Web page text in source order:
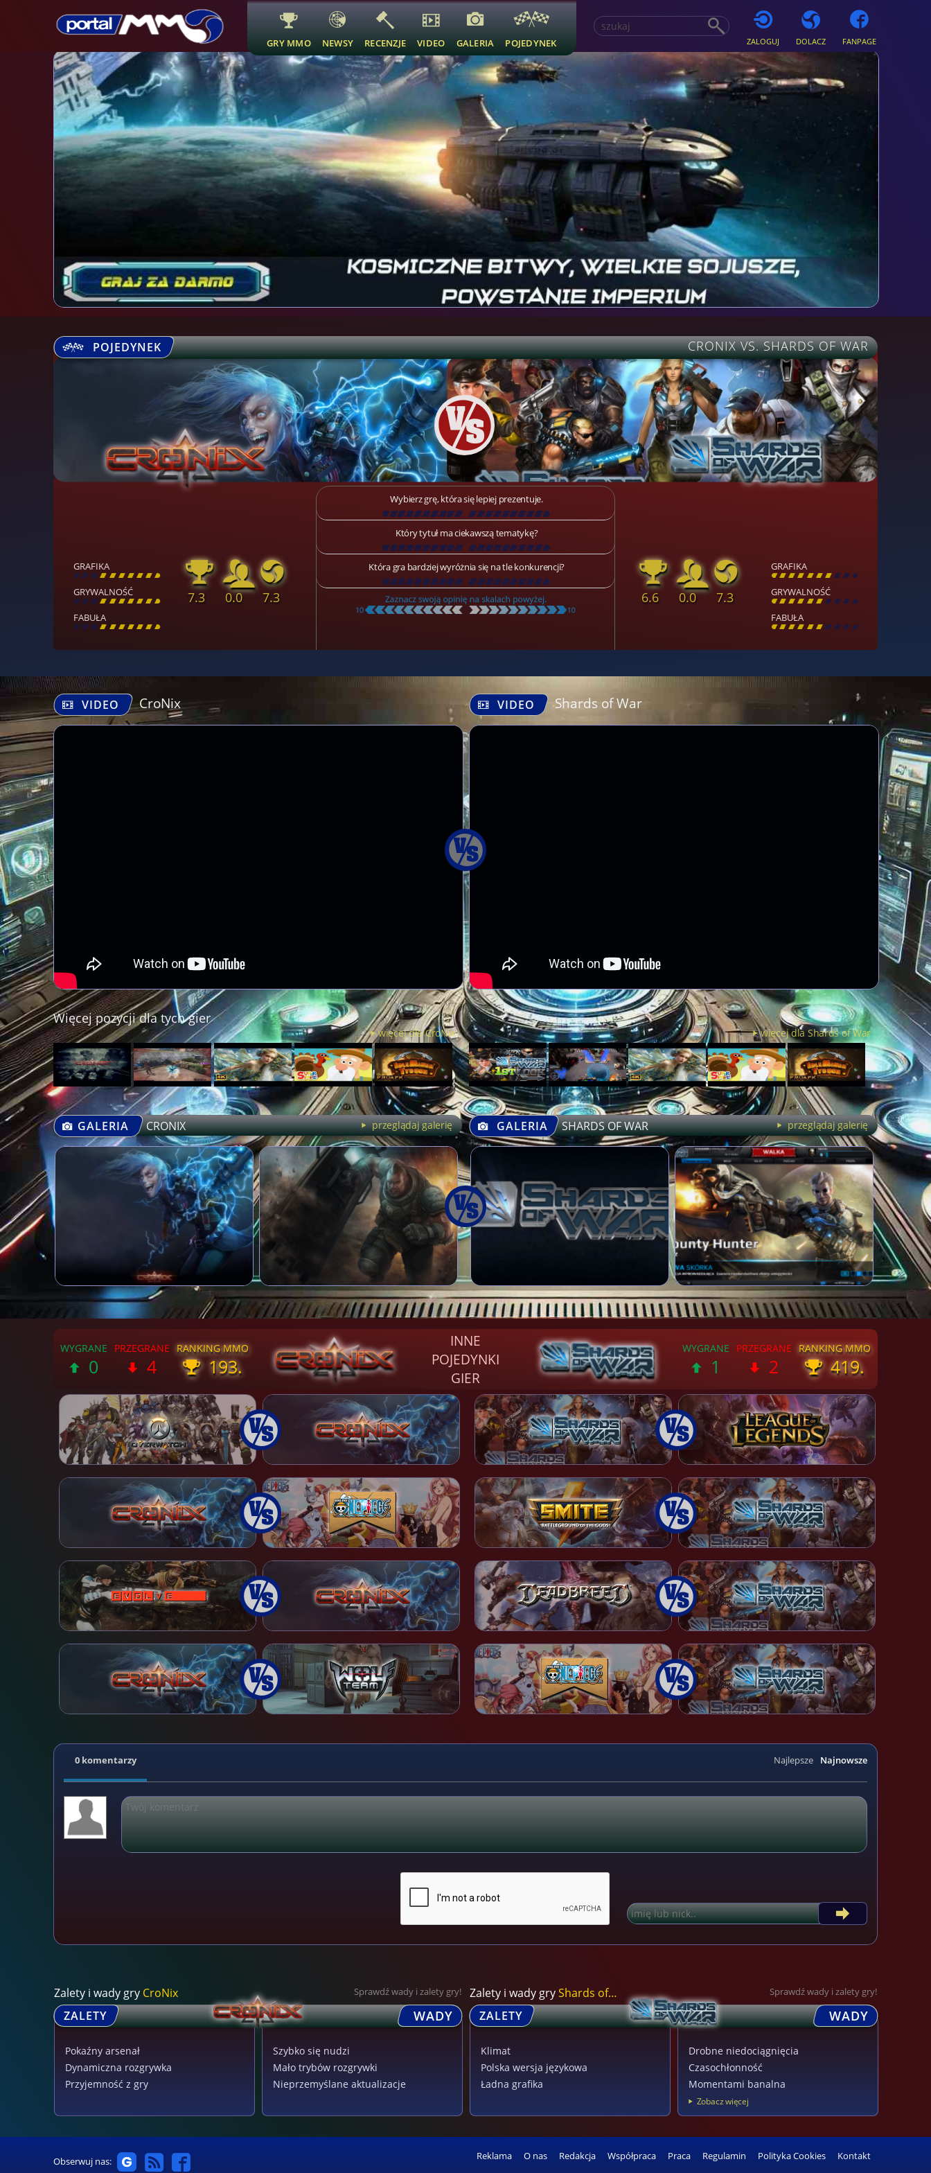
GRY MMO NEWSY RECENZJE VIDEO GALERIA POJEDYNEK ZALOGUJ DOLACZ FANPAGE
POJEDYNEK CRONIX VS. SHARDS OF WAR
GRAFIKA
[ \ \ \ \ \ \ \ \ ]
GRYWALNOŚĆ
[ \ \ \ \ \ \ \ \ ]
FABUŁA
[ \ \ \ \ \ \ \ \ ]
7.3 0.0 7.3
Wybierz grę, która się lepiej prezentuje.
[\\\\\\\\\ \\\\\\\\\]
Który tytuł ma ciekawszą tematykę?
[\\\\\\\\\ \\\\\\\\\]
Która gra bardziej wyróżnia się na tle konkurencji?
[\\\\\\\\\ \\\\\\\\\]
GRAFIKA
[ \ \ \ \ \ \ \ \ ]
GRYWALNOŚĆ
[ \ \ \ \ \ \ \ \ ]
FABUŁA
[ \ \ \ \ \ \ \ \ ]
6.6 0.0 7.3
VIDEO CroNix
Więcej pozycji dla tych gier
więcej dla CroNix
VIDEO Shards of War
więcej dla Shards of War
GALERIA CRONIX przeglądaj galerię GALERIA SHARDS OF WAR przeglądaj galerię
0 4 193.
INNE
POJEDYNKI
GIER
1 2 419.
Najnowsze
Najlepsze
0 komentarzy
Zalety i wady gry CroNix Sprawdź wady i zalety gry!
ZALETY WADY
Pokaźny arsenał
Dynamiczna rozgrywka
Przyjemność z gry
Szybko się nudzi
Mało trybów rozgrywki
Nieprzemyślane aktualizacje
Zalety i wady gryShards of War Sprawdź wady i zalety gry!
ZALETY WADY
Klimat
Polska wersja językowa
Ładna grafika
Drobne niedociągnięcia
Czasochłonność
Momentami banalna
Zobacz więcej
Obserwuj nas: Reklama O nas Redakcja Współpraca Praca Regulamin Polityka Cookies Kontakt